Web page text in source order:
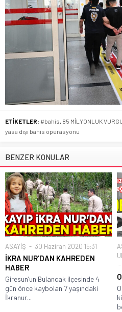
ETİKETLER: #bahis, 85 MİLYONLUK
yasa dışı bahis operasyonu
BENZER KONULAR
ASAYİŞ 30 Haziran 2020 15:31
İKRA NUR’DAN KAHREDEN
HABER
Giresun’un Bulancak ilçesinde 4
gün önce kaybolan 7 yaşındaki
İkranur...